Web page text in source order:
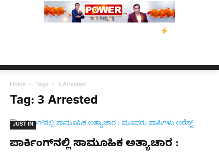
ಬೀರೇನ್ ಸಿಂಗ್
Home Tags 3 Arrested
Tag: 3 Arrested
JUST IN
ಪಾರ್ಕಿಂಗ್​ನಲ್ಲಿ ಸಾಮೂಹಿಕ ಅತ್ಯಾಚಾರ :